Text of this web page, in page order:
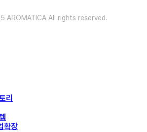
AROMATICA All rights reserved.
리
확장